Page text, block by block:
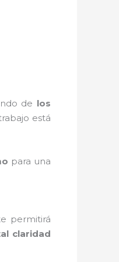
de los
está
para una
permitirá
claridad